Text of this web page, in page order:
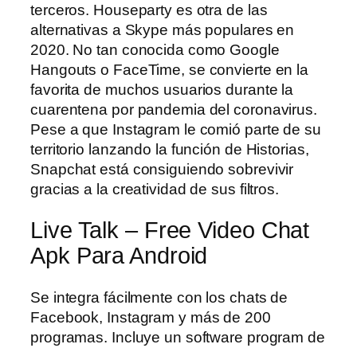
terceros. Houseparty es otra de las
alternativas a Skype más populares en
2020. No tan conocida como Google
Hangouts o FaceTime, se convierte en la
favorita de muchos usuarios durante la
cuarentena por pandemia del coronavirus.
Pese a que Instagram le comió parte de su
territorio lanzando la función de Historias,
Snapchat está consiguiendo sobrevivir
gracias a la creatividad de sus filtros.
Live Talk – Free Video Chat
Apk Para Android
Se integra fácilmente con los chats de
Facebook, Instagram y más de 200
programas. Incluye un software program de